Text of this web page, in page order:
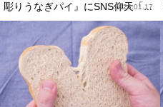
彫りうなぎパイ』にSNS仰天「...
2023.01.17